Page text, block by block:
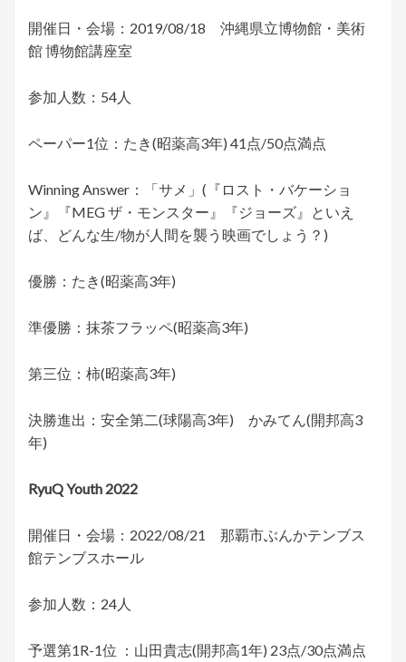
開催日・会場：2019/08/18 沖縄県立博物館・美術
館 博物館講座室
参加人数：54人
ペーパー1位：たき(昭薬高3年) 41点/50点満点
Winning Answer：「サメ」(『ロスト・バケーショ
ン』『MEG ザ・モンスター』『ジョーズ』といえ
ば、どんな生/物が人間を襲う映画でしょう？)
優勝：たき(昭薬高3年)
準優勝：抹茶フラッペ(昭薬高3年)
第三位：柿(昭薬高3年)
決勝進出：安全第二(球陽高3年) かみてん(開邦高3
年)
RyuQ Youth 2022
開催日・会場：2022/08/21 那覇市ぶんかテンブス
館テンブスホール
参加人数：24人
予選第1R-1位 ：山田貴志(開邦高1年) 23点/30点満点